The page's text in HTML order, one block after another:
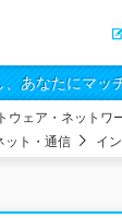
あなたにマッ
ウェア・ネットワ
ット・通信 イ